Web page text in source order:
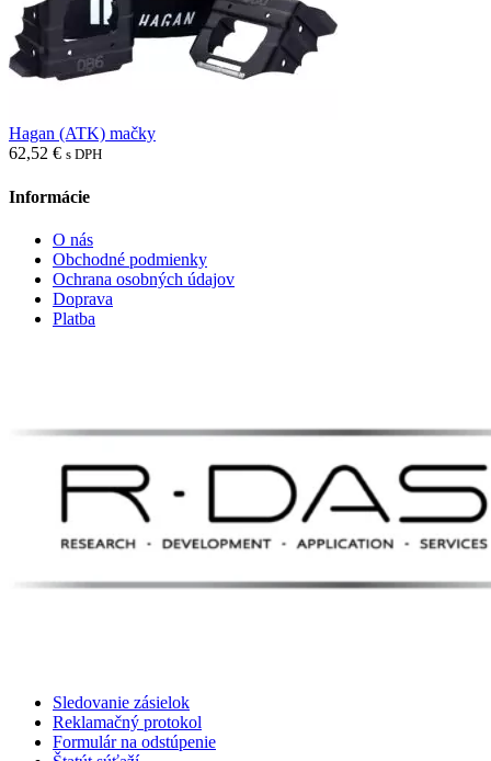
Hagan (ATK) mačky
62,52 € s DPH
Informácie
O nás
Obchodné podmienky
Ochrana osobných údajov
Doprava
Platba
Sledovanie zásielok
Reklamačný protokol
Formulár na odstúpenie